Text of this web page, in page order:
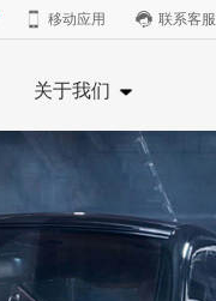
移动应用 联系客服
关于我们